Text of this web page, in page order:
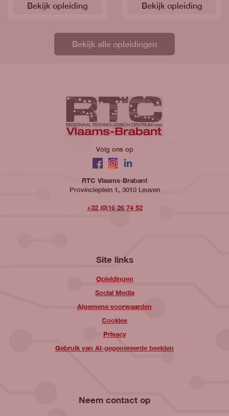
Bekijk opleiding Bekijk opleiding
Bekijk alle opleidingen
Volg ons op
Facebook
Instagram
LinkedIn
RTC Vlaams-Brabant
Provincieplein 1, 3010 Leuven
+32 (0)16 26 74 52
Site links
Opleidingen
Social Media
Algemene voorwaarden
Cookies
Privacy
Gebruik van AI-gegenereerde beelden
Neem contact op